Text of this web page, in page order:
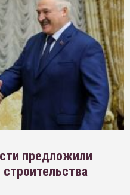
предложили